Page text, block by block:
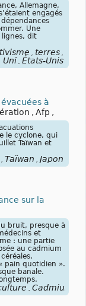
Allemagne,
engagés
Une
lignes, dit
terres
Uni États-Unis
à
, Afp ,
le cyclone, qui
Taïwan et
Taïwan Japon
sur la
bruit, presque à
et
: une partie
au cadmium
pain quotidien ».
banale.
, Cadmium